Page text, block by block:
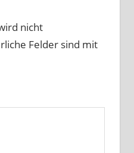
nicht
Felder sind mit